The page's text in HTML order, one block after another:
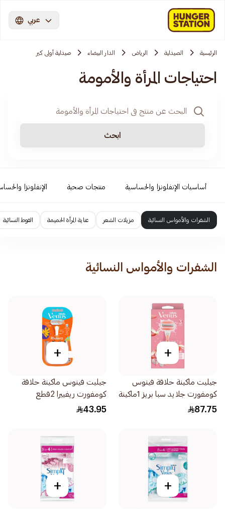
عربي
الرئيسية الصيدلية الرياض الدار البيضاء صيدلية أولى كير
احتياجات المرأة والأمومة
ابحث
أساسيات الإنفلونزا والحساسية منتجات صحية الإنفلونزا
الشفرات والأمواس النسائية مزيلات الشعر عناية المرأة الحميمة الفوط النسائية
الشفرات والأمواس النسائية
+
جيليت ماكينة حلاقة فينوس
كومفورت جلايد سبا بريز 1ماكينة
شفرتين 1قطعة
87.75
+
جيليت فينوس ماكينة حلاقة
كومفورت ريفييرا 2قطع
43.95
+
+